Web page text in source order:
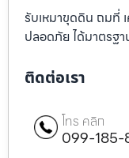
รับเหมาขุดดิน ถมที่
ปลอดภัย ได้มาตรฐา
ติดต่อเรา
โทร คลิก
099-